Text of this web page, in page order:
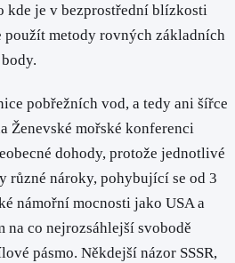
kde je v bezprostřední blízkosti
použít metody rovných základních
pobřežních vod, a tedy ani šířce
Ženevské mořské konferenci
dohody, protože jednotlivé
různé nároky, pohybující se od 3
námořní mocnosti jako USA a
na co nejrozsáhlejší svobodě
pásmo. Někdejší názor SSSR,